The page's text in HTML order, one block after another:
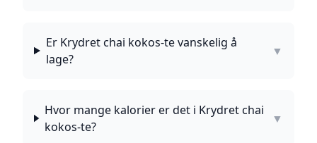
Er Krydret chai kokos-te vanskelig å
lage?
▼
Hvor mange kalorier er det i Krydret chai
kokos-te?
▼